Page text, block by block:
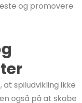
og promovere
spiludvikling ikke
også på at skabe